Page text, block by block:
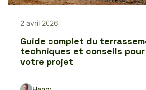
2 avril 2026
Guide complet du
techniques et conseils
votre projet